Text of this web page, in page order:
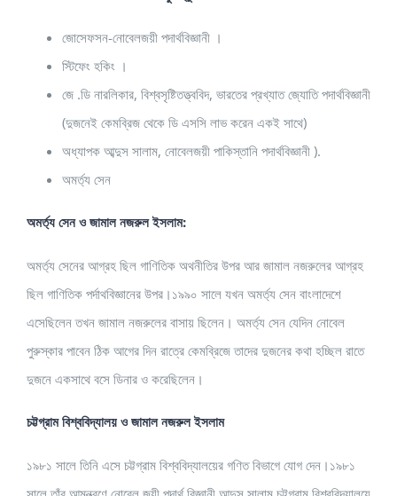
জোসেফসন-নোবেলজয়ী পদার্থবিজ্ঞানী ।
স্টিফেং হকিং ।
জে .ডি নারলিকার, বিশ্বসৃষ্টিতত্ত্ববি­দ, ভারতের প্রখ্যাত জ্যোতি পদার্থবিজ্ঞানী
(দুজনে­ই কেমব্রিজ থেকে ডি এসসি লাভ করেন একই সাথে)
অধ্যাপক আব্দুস সালাম, নোবেলজয়ী পাকিস্তানি পদার্থবিজ্ঞানী ).
অমর্ত্য সেন
অমর্ত্য সেন ও জামাল নজরুল ইসলাম:
অমর্ত্য সেনের আগ্রহ ছিল গাণিতিক অথনীতির উপর আর জামাল নজরুলের আগ্রহ
ছিল গাণিতিক পর্দাথবিজ্ঞানের উপর।১৯৯০ সালে যখন অমর্ত্য সেন বাংলাদেশে
এসেছিলেন তখন জামাল নজরুলের বাসায় ছিলেন। অমর্ত্য সেন যেদিন নোবেল
পুরুস্কার পাবেন ঠিক আগের দিন রাত্রে কেমব্রিজে তাদের দুজনের কথা হচ্ছিল রাতে
দুজনে একসাথে বসে ডিনার ও করেছিলেন।
চট্টগ্রাম বিশ্ববিদ্যালয় ও জামাল নজরুল ইসলাম
১৯৮১ সালে তিনি এসে চট্টগ্রাম বিশ্ববিদ্যালয়ের গণিত বিভাগে যোগ দেন।১৯৮১